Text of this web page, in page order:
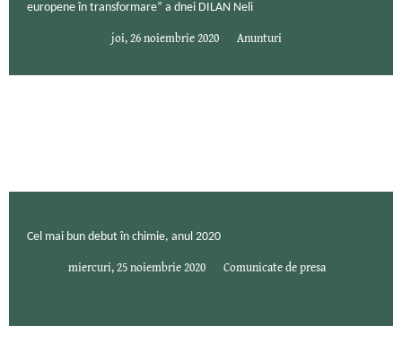
europene în transformare” a dnei DILAN Neli
joi, 26 noiembrie 2020 Anunturi
Cel mai bun debut în chimie, anul 2020
miercuri, 25 noiembrie 2020 Comunicate de presa